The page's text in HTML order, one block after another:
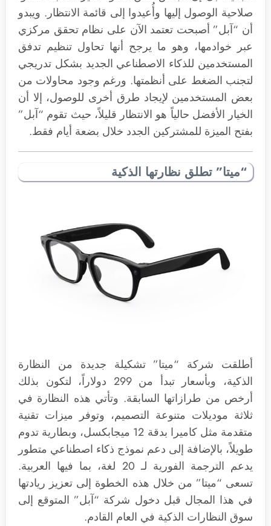
صلاحية الوصول إليها وأُعيدوا إلى قائمة الانتظار. ويبدو
أن “آبل” أصبحت تعتمد الآن على نظام تحقق مركزي
عبر خوادمها، وهو ما يرجح أنها تحاول تنظيم تدفق
المستخدمين للذكاء الاصطناعي الجديد بشكل تدريجي
لتجنب الضغط على أنظمتها. ورغم وجود محاولات من
بعض المستخدمين لإيجاد طرق أخرى للوصول، إلا أن
الخيار الأفضل حالياً هو الانتظار قليلاً، حيث تقوم “آبل”
بفتح الميزة للمشتركين الجدد خلال بضعة أيام فقط.
“ميتا” تطلق نظارتها الذكية
أطلقت شركة “ميتا” تشكيلة جديدة من النظارة
الذكية، وبأسعار تبدأ من 299 دولاراً، لتكون بذلك
أرخص من طرازاتها السابقة. وتأتي هذه النظارة في
ثلاثة موديلات متنوعة التصميم، وتوفر ميزات تقنية
متقدمة مثل كاميرا بدقة 12 ميجابكسل، وبطارية تدوم
طويلاً، بالإضافة إلى دعم نموذج ذكاء اصطناعي متطور
يدعم الترجمة الفورية لـ 20 لغة، بما فيها العربية.
تسعى “ميتا” من خلال هذه الخطوة إلى تعزيز ريادتها
في هذا المجال قبل دخول شركة “آبل” المتوقع إلى
سوق النظارات الذكية في العام القادم.